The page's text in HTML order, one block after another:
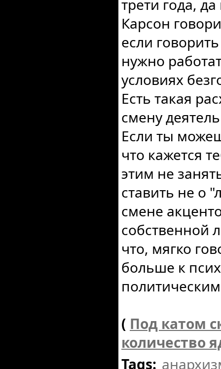
трети года,
Карсон
если
нужно
условиях
Есть такая
смену
Если ты
что кажется
этим не
ставить не о
смене
собственной
что, мягко
больше к
( Под катом
количество
Tags: